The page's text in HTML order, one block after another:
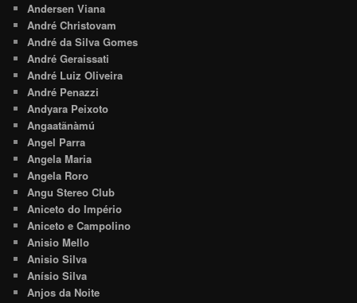
Andersen Viana
André Christovam
André da Silva Gomes
André Geraissati
André Luiz Oliveira
André Penazzi
Andyara Peixoto
Angaatãnàmú
Angel Parra
Angela Maria
Angela Roro
Angu Stereo Club
Aniceto do Império
Aniceto e Campolino
Anisio Mello
Anisio Silva
Anísio Silva
Anjos da Noite